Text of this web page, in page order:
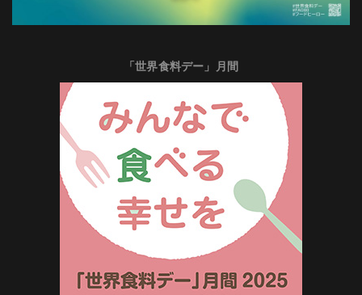
「世界食料デー」月間